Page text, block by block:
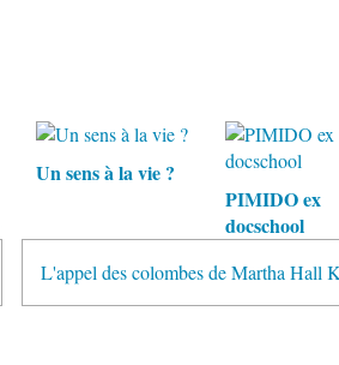
Un sens à la vie ?
PIMIDO ex
docschool